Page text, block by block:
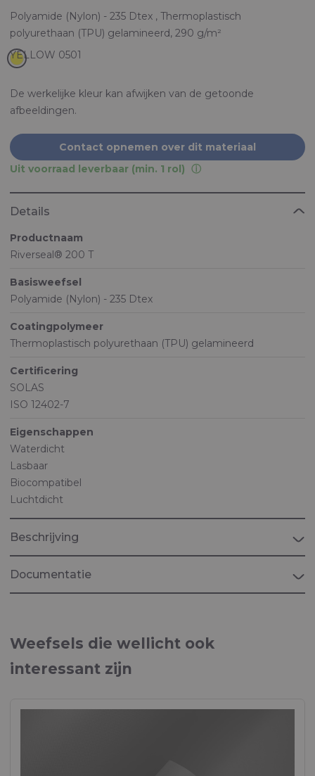
Polyamide (Nylon) - 235 Dtex , Thermoplastisch
polyurethaan (TPU) gelamineerd, 290 g/m²
De werkelijke kleur kan afwijken van de getoonde
afbeeldingen.
Contact opnemen over dit materiaal
Uit voorraad leverbaar (min. 1 rol)
Details
Productnaam
Riverseal® 200 T
Basisweefsel
Polyamide (Nylon) - 235 Dtex
Coatingpolymeer
Thermoplastisch polyurethaan (TPU) gelamineerd
Certificering
SOLAS
ISO 12402-7
Eigenschappen
Waterdicht
Lasbaar
Biocompatibel
Luchtdicht
Beschrijving
Documentatie
Weefsels die wellicht ook
interessant zijn